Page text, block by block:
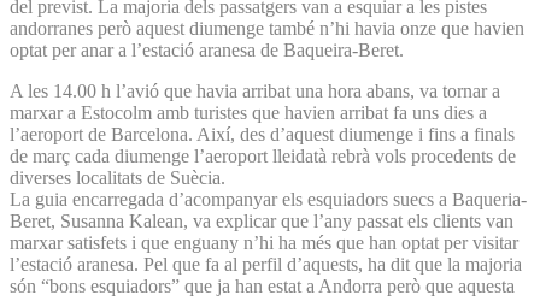
del previst. La majoria dels passatgers van a esquiar a les pistes
andorranes però aquest diumenge també n’hi havia onze que havien
optat per anar a l’estació aranesa de Baqueira-Beret.
A les 14.00 h l’avió que havia arribat una hora abans, va tornar a
marxar a Estocolm amb turistes que havien arribat fa uns dies a
l’aeroport de Barcelona. Així, des d’aquest diumenge i fins a finals
de març cada diumenge l’aeroport lleidatà rebrà vols procedents de
diverses localitats de Suècia.
La guia encarregada d’acompanyar els esquiadors suecs a Baqueria-
Beret, Susanna Kalean, va explicar que l’any passat els clients van
marxar satisfets i que enguany n’hi ha més que han optat per visitar
l’estació aranesa. Pel que fa al perfil d’aquests, ha dit que la majoria
són “bons esquiadors” que ja han estat a Andorra però que aquesta